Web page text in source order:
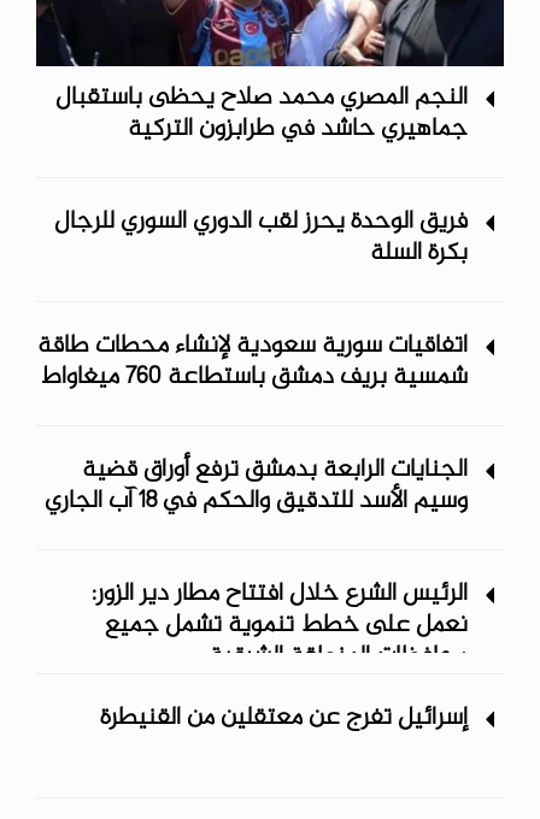
النجم المصري محمد صلاح يحظى باستقبال
جماهيري حاشد في طرابزون التركية
فريق الوحدة يحرز لقب الدوري السوري للرجال
بكرة السلة
اتفاقيات سورية سعودية لإنشاء محطات طاقة
شمسية ‏بريف دمشق باستطاعة 760 ميغاواط
الجنايات الرابعة بدمشق ترفع أوراق قضية
وسيم الأسد للتدقيق والحكم في 18 آب الجاري
الرئيس الشرع خلال افتتاح مطار دير الزور:
نعمل على خطط تنموية تشمل جميع
محافظات المنطقة الشرقية
إسرائيل تفرج عن معتقلين من القنيطرة